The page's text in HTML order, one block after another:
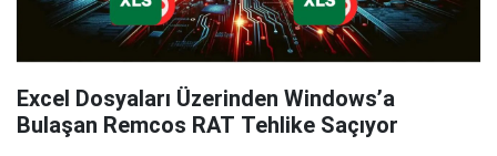
Excel Dosyaları Üzerinden Windows’a
Bulaşan Remcos RAT Tehlike Saçıyor